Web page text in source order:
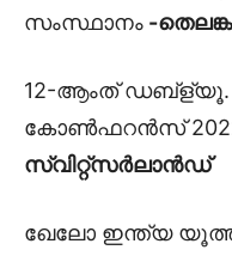
സംസ്ഥാനം -
12-ആംത് ഡബ്ള്യൂ.
കോൺഫറൻസ് 2022
സ്വിറ്റ്സർലാൻഡ്
ഖേലോ ഇന്ത്യ യൂത്ത്